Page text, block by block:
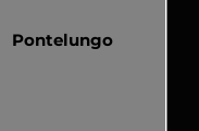
Pontelungo